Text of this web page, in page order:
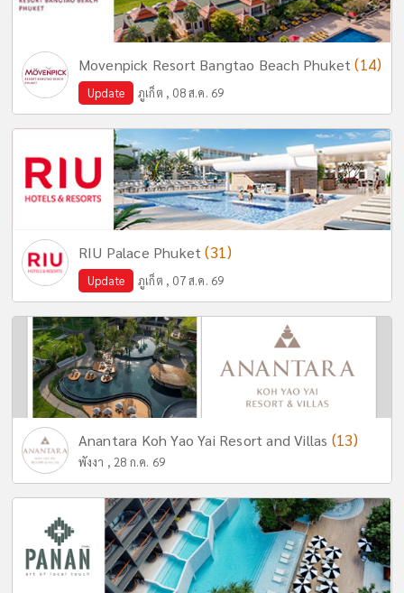
Movenpick Resort Bangtao Beach Phuket(14)
Update ภูเก็ต , 08 ส.ค. 69
RIU Palace Phuket(31)
Update ภูเก็ต , 07 ส.ค. 69
Anantara Koh Yao Yai Resort and Villas (13)
พังงา , 28 ก.ค. 69